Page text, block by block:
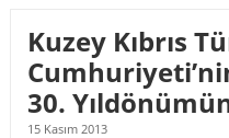
Kuzey Kıbrıs
30.
15 Kasım 2013